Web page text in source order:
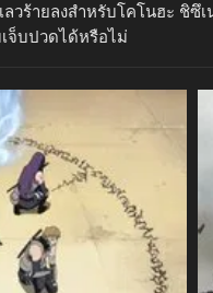
วร้ายลงสำหรับโคโนฮะ ชิ
จ็บปวดได้หรือไม่